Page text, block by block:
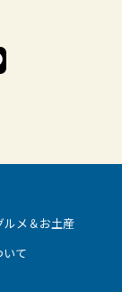
ルメ＆お土産
いて